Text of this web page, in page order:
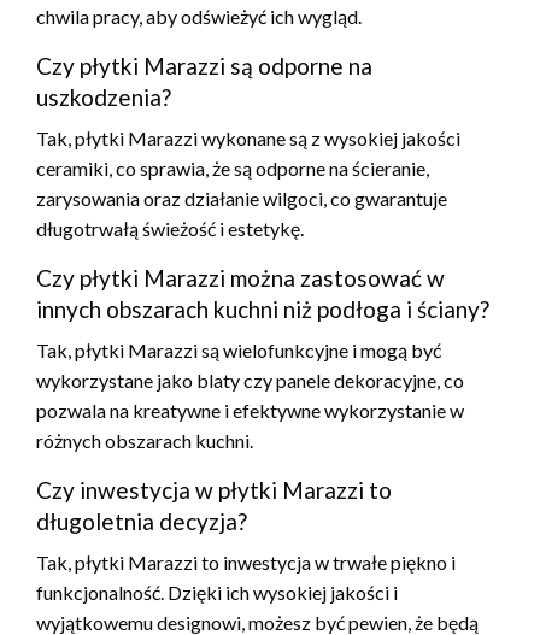
chwila pracy, aby odświeżyć ich wygląd.
Czy płytki Marazzi są odporne na
uszkodzenia?
Tak, płytki Marazzi wykonane są z wysokiej jakości
ceramiki, co sprawia, że są odporne na ścieranie,
zarysowania oraz działanie wilgoci, co gwarantuje
długotrwałą świeżość i estetykę.
Czy płytki Marazzi można zastosować w
innych obszarach kuchni niż podłoga i ściany?
Tak, płytki Marazzi są wielofunkcyjne i mogą być
wykorzystane jako blaty czy panele dekoracyjne, co
pozwala na kreatywne i efektywne wykorzystanie w
różnych obszarach kuchni.
Czy inwestycja w płytki Marazzi to
długoletnia decyzja?
Tak, płytki Marazzi to inwestycja w trwałe piękno i
funkcjonalność. Dzięki ich wysokiej jakości i
wyjątkowemu designowi, możesz być pewien, że będą